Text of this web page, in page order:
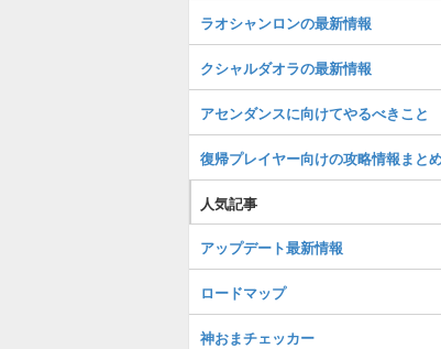
ラオシャンロンの最新情報
クシャルダオラの最新情報
アセンダンスに向けてやるべきこと
復帰プレイヤー向けの攻略情報まと
人気記事
アップデート最新情報
ロードマップ
神おまチェッカー